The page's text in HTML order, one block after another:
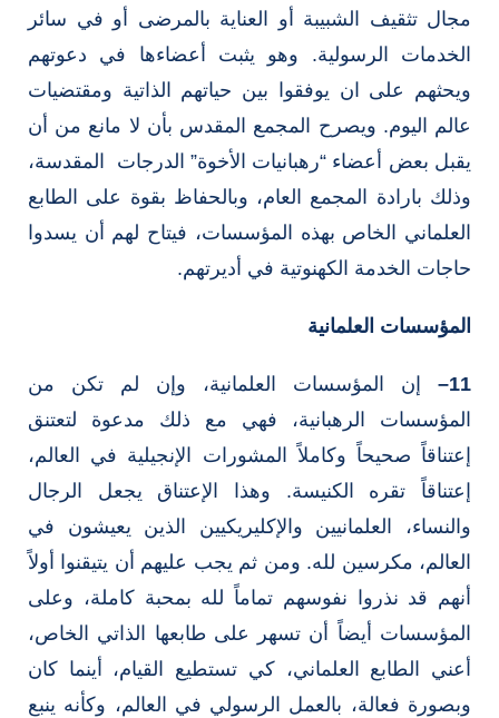
مجال تثقيف الشبيبة أو العناية بالمرضى أو في سائر
الخدمات الرسولية. وهو يثبت أعضاءها في دعوتهم
ويحثهم على ان يوفقوا بين حياتهم الذاتية ومقتضيات
عالم اليوم. ويصرح المجمع المقدس بأن لا مانع من أن
يقبل بعض أعضاء “رهبانيات الأخوة” الدرجات المقدسة،
وذلك بارادة المجمع العام، وبالحفاظ بقوة على الطابع
العلماني الخاص بهذه المؤسسات، فيتاح لهم أن يسدوا
حاجات الخدمة الكهنوتية في أديرتهم.
المؤسسات العلمانية
11
–
إن المؤسسات العلمانية، وإن لم تكن من
المؤسسات الرهبانية، فهي مع ذلك مدعوة لتعتنق
إعتناقاً صحيحاً وكاملاً المشورات الإنجيلية في العالم،
إعتناقاً تقره الكنيسة. وهذا الإعتناق يجعل الرجال
والنساء، العلمانيين والإكليريكيين الذين يعيشون في
العالم، مكرسين لله. ومن ثم يجب عليهم أن يتيقنوا أولاً
أنهم قد نذروا نفوسهم تماماً لله بمحبة كاملة، وعلى
المؤسسات أيضاً أن تسهر على طابعها الذاتي الخاص،
أعني الطابع العلماني، كي تستطيع القيام، أينما كان
وبصورة فعالة، بالعمل الرسولي في العالم، وكأنه ينبع